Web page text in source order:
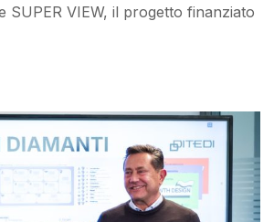
SUPER VIEW, il progetto finanziato